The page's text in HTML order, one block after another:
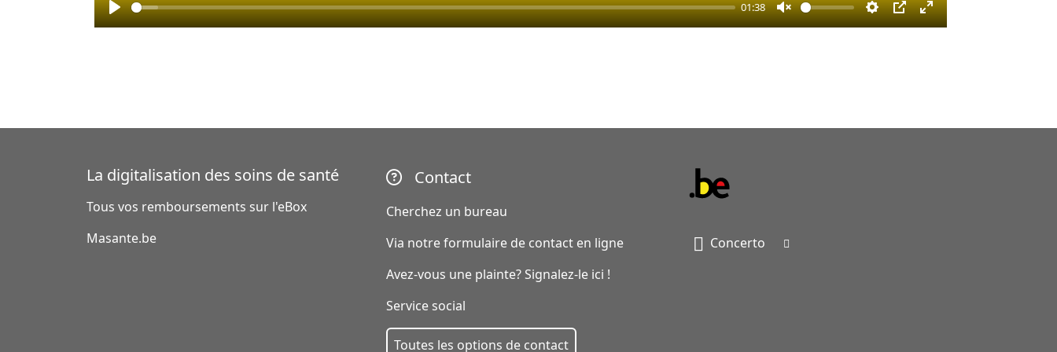
Play
01:38
Unmute Settings
PIP Enter
La digitalisation des soins de santé
Tous vos remboursements sur l'eBox
Masante.be
Contact
Cherchez un bureau
Via notre formulaire de contact en ligne
Avez-vous une plainte? Signalez-le ici !
Service social
Toutes les options de contact
Concerto